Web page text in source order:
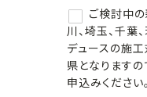
ご検討中の
川、埼玉、千葉
デュースの施
県となります
申込みください。